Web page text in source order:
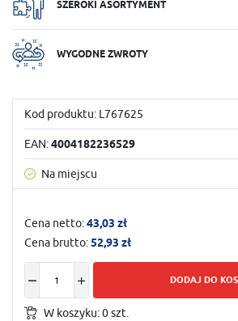
SZEROKI ASORTYMENT
WYGODNE ZWROTY
Kod produktu: L767625
EAN:4004182236529
Na miejscu
Cena netto:43,03 zł
Cena brutto:52,93 zł
DODAJ DO
W koszyku:0szt.